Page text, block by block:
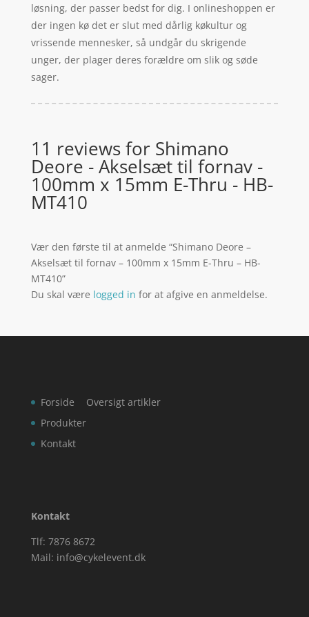
løsning, der passer bedst for dig. I onlineshoppen er
der ingen kø det er slut med dårlig køkultur og
vrissende mennesker, så undgår du skrigende
unger, der plager deres forældre om slik og søde
sager.
11 reviews for Shimano
Deore - Akselsæt til fornav -
100mm x 15mm E-Thru - HB-
MT410
Vær den første til at anmelde “Shimano Deore –
Akselsæt til fornav – 100mm x 15mm E-Thru – HB-
MT410”
Du skal være logged in for at afgive en anmeldelse.
Forside
Produkter
Kontakt
Oversigt artikler
Kontakt
Tlf: 7876 8672
Mail: info@cykelevent.dk